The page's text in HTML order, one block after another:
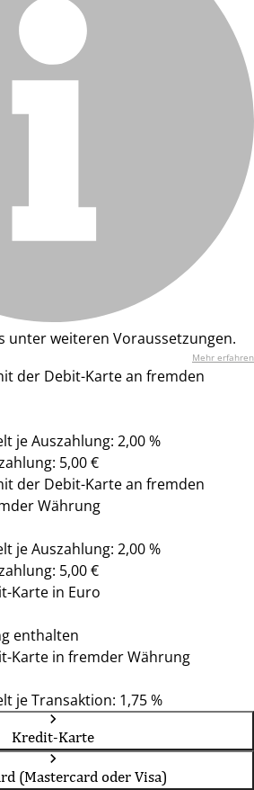
unter weiteren Voraussetzungen.
Mehr erfahren
der Debit-Karte an fremden
je Auszahlung: 2,00 %
5,00 €
der Debit-Karte an fremden
Währung
je Auszahlung: 2,00 %
5,00 €
Karte in Euro
enthalten
Karte in fremder Währung
je Transaktion: 1,75 %
Kredit-Karte
(Mastercard oder Visa)